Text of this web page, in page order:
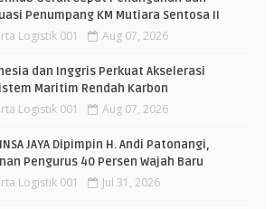
Penumpang KM Mutiara Sentosa II
Logistik 001 Aug 07, 2026
dan Inggris Perkuat Akselerasi
Maritim Rendah Karbon
Logistik 001 Aug 07, 2026
JAYA Dipimpin H. Andi Patonangi,
Pengurus 40 Persen Wajah Baru
Logistik 001 Jul 31, 2026